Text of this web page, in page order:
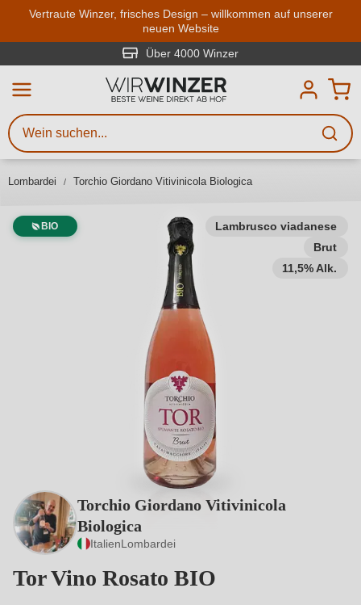
Zum Hauptinhalt springen
Vertraute Winzer, frisches Design – willkommen auf unserer
neuen Website
Über 4000 Winzer
Lombardei Torchio Giordano Vitivinicola Biologica
Lambrusco viadanese
Brut
11,5% Alk.
BIO
Torchio Giordano Vitivinicola
Biologica
ItalienLombardei
Tor Vino Rosato BIO
Weinsuche
Mindestens 3 Zeichen eingeben
Beschreiben Sie, welchen Wein
Sie suchen – ob nach Geschmack,
Region, Winzer oder anderen